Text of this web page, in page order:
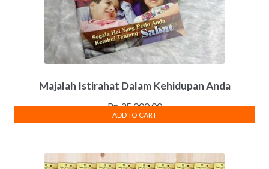
Majalah Istirahat Dalam Kehidupan Anda
Rp35,000.00
ADD TO CART